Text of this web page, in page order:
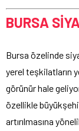
BURSA
Bursa özelinde
yerel teşkilatların
görünür hale
özellikle
artırılmasına